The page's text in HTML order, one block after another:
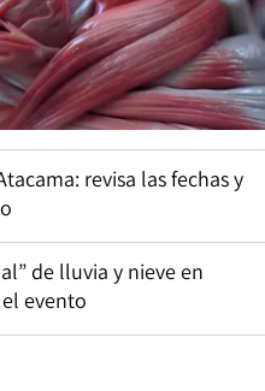
revisa las fechas y
de lluvia y nieve en
evento